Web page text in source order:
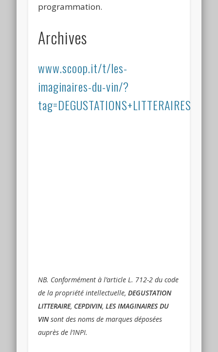
programmation.
Archives
www.scoop.it/t/les-
imaginaires-du-vin/?
tag=DEGUSTATIONS+LITTERAIRES
NB. Conformément à l’article L. 712-2 du code
de la propriété intellectuelle,DEGUSTATION
LITTERAIRE, CEPDIVIN,LES IMAGINAIRES DU
VINsont des noms de marques déposées
auprès de l’INPI.